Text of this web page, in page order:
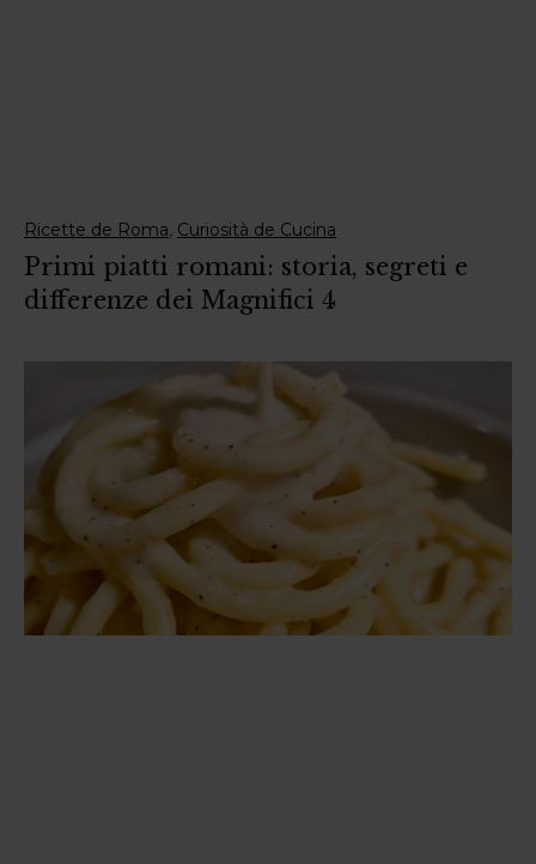
Ricette de Roma, Curiosità de Cucina
Primi piatti romani: storia, segreti e
differenze dei Magnifici 4